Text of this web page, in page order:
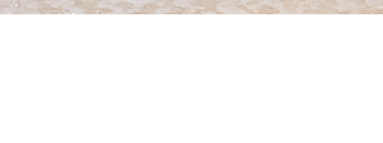
Gratis